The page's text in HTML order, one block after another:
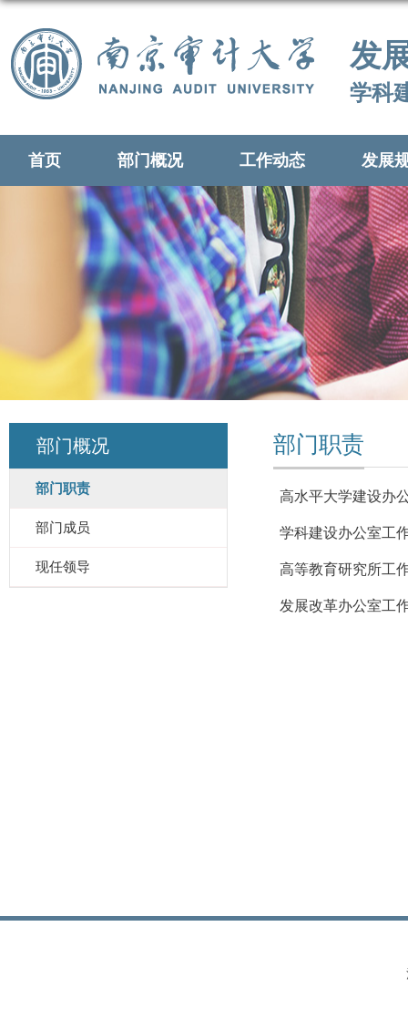
发
学科
首页 部门概况 工作动态 发展
部门概况
部门职责
部门成员
现任领导
部门职责
高水平大学建设办
学科建设办公室工
高等教育研究所工
发展改革办公室工